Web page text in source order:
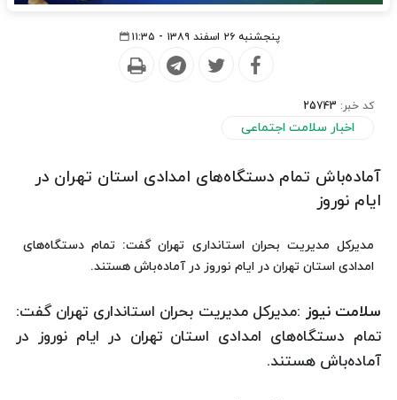
پنجشنبه ۲۶ اسفند ۱۳۸۹ - ۱۱:۳۵
کد خبر: 25743
اخبار سلامت اجتماعی
آماده‌باش تمام دستگاه‌های امدادی استان تهران در
ایام نوروز
مدیركل مدیریت بحران استانداری تهران گفت: تمام دستگاه‌های
امدادی استان تهران در ایام نوروز در آماده‌باش هستند.
سلامت نیوز :مدیركل مدیریت بحران استانداری تهران گفت:
تمام دستگاه‌های امدادی استان تهران در ایام نوروز در
آماده‌باش هستند.